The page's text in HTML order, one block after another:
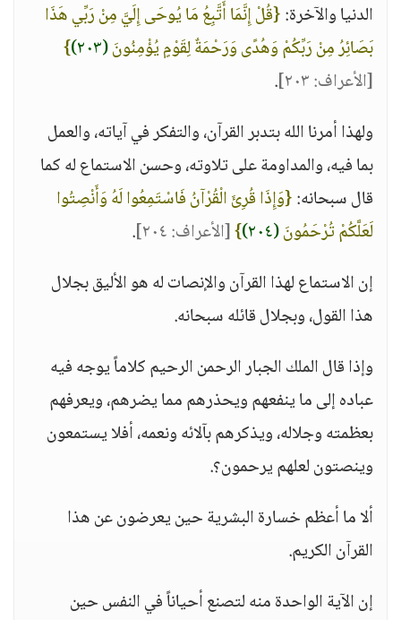
الدنيا والآخرة:{قُلْ إِنَّمَا أَتَّبِعُ مَا يُوحَى إِلَيَّ مِنْ رَبِّي هَذَا
بَصَائِرُ مِنْ رَبِّكُمْ وَهُدًى وَرَحْمَةٌ لِقَوْمٍ يُؤْمِنُونَ(٢٠٣)
}
[الأعراف: ٢٠٣]
.
ولهذا أمرنا الله بتدبر القرآن، والتفكر في آياته، والعمل
بما فيه، والمداومة على تلاوته، وحسن الاستماع له كما
قال سبحانه:{وَإِذَا قُرِئَ الْقُرْآنُ فَاسْتَمِعُوا لَهُ وَأَنْصِتُوا
لَعَلَّكُمْ تُرْحَمُونَ(٢٠٤) }[الأعراف: ٢٠٤]
.
إن الاستماع لهذا القرآن والإنصات له هو الأليق بجلال
هذا القول، وبجلال قائله سبحانه.
وإذا قال الملك الجبار الرحمن الرحيم كلاماً يوجه فيه
عباده إلى ما ينفعهم ويحذرهم مما يضرهم، ويعرفهم
بعظمته وجلاله، ويذكرهم بآلائه ونعمه، أفلا يستمعون
وينصتون لعلهم يرحمون؟.
ألا ما أعظم خسارة البشرية حين يعرضون عن هذا
القرآن الكريم.
إن الآية الواحدة منه لتصنع أحياناً في النفس حين